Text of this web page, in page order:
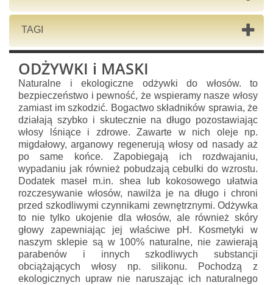
TAGI
ODŻYWKI i MASKI
Naturalne i ekologiczne odżywki do włosów. to
bezpieczeństwo i pewność, że wspieramy nasze włosy
zamiast im szkodzić. Bogactwo składników sprawia, że
działają szybko i skutecznie na długo pozostawiając
włosy lśniące i zdrowe. Zawarte w nich oleje np.
migdałowy, arganowy regenerują włosy od nasady aż
po same końce. Zapobiegają ich rozdwajaniu,
wypadaniu jak również pobudzają cebulki do wzrostu.
Dodatek maseł m.in. shea lub kokosowego ułatwia
rozczesywanie włosów, nawilża je na długo i chroni
przed szkodliwymi czynnikami zewnętrznymi. Odżywka
to nie tylko ukojenie dla włosów, ale również skóry
głowy zapewniając jej właściwe pH. Kosmetyki w
naszym sklepie są w 100% naturalne, nie zawierają
parabenów i innych szkodliwych substancji
obciążających włosy np. silikonu. Pochodzą z
ekologicznych upraw nie naruszając ich naturalnego